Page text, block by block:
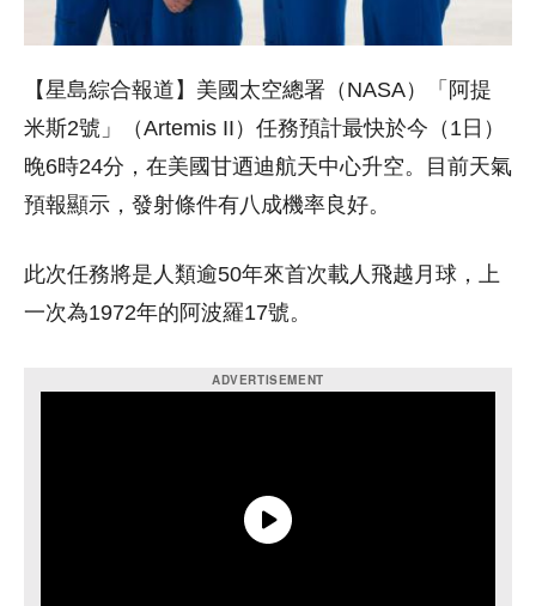
【星島綜合報道】美國太空總署（NASA）「阿提
米斯2號」（Artemis II）任務預計最快於今（1日）
晚6時24分，在美國甘迺迪航天中心升空。目前天氣
預報顯示，發射條件有八成機率良好。
此次任務將是人類逾50年來首次載人飛越月球，上
一次為1972年的阿波羅17號。